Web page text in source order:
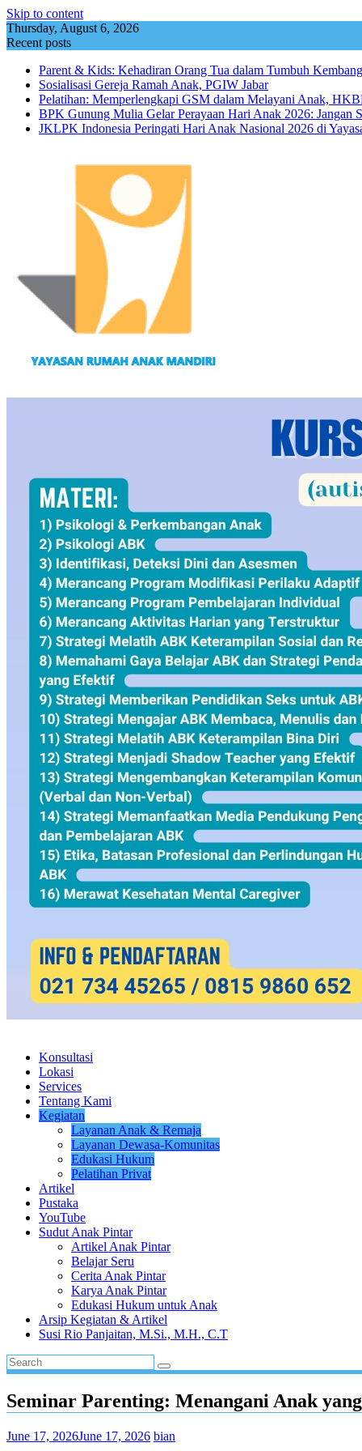
Skip to content
Thursday, August 6, 2026
Recent posts
Parent & Kids: Kehadiran Orang Tua dalam Tumbuh
Sosialisasi Gereja Ramah Anak, PGIW Jabar
Pelatihan: Memperlengkapi GSM dalam Melayani Anak,
BPK Gunung Mulia Gelar Perayaan Hari Anak 2026: Jangan
JKLPK Indonesia Peringati Hari Anak Nasional 2026 di
Konsultasi
Lokasi
Services
Tentang Kami
Kegiatan
Layanan Anak & Remaja
Layanan Dewasa-Komunitas
Edukasi Hukum
Pelatihan Privat
Artikel
Pustaka
YouTube
Sudut Anak Pintar
Artikel Anak Pintar
Belajar Seru
Cerita Anak Pintar
Karya Anak Pintar
Edukasi Hukum untuk Anak
Arsip Kegiatan & Artikel
Susi Rio Panjaitan, M.Si., M.H., C.T
Seminar Parenting: Menangani Anak
June 17, 2026June 17, 2026 bian